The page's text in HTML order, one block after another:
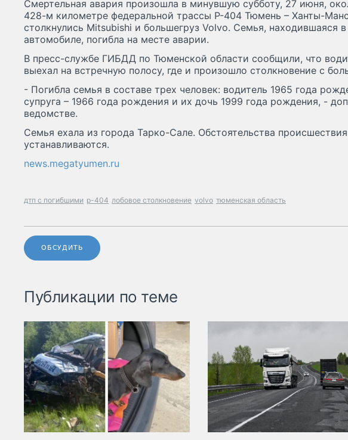
Смертельная авария произошла в минувшую субботу, 27 июня,
428-м километре федеральной трассы Р-404 Тюмень – Ханты-
столкнулись Mitsubishi и большегруз Volvo. Семья, находившаяся
автомобиле, погибла на месте аварии.
В пресс-службе ГИБДД по Тюменской области сообщили, что
выехал на встречную полосу, где и произошло столкновение с
- Погибла семья в составе трех человек: водитель 1965 года
супруга – 1966 года рождения и их дочь 1999 года рождения, -
ведомстве.
Семья ехала из города Тарко-Сале. Обстоятельства происшествия
устанавливаются.
news.megatyumen.ru
дтп с погибшими р-404 лобовое столкновение volvo тюменская область
ОБСУДИТЬ
Публикации по теме